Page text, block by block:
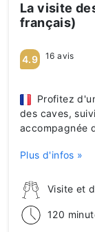
La visite
français)
Visite et
120
Profitez
des caves,
accompagnée
Plus d'infos »
4.9 16 avis